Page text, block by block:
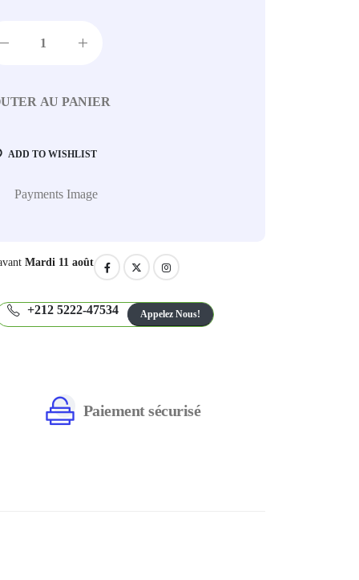
AU PANIER
ADD TO WISHLIST
Mardi 11 août
+212 5222-47534 Appelez Nous!
Paiement sécurisé